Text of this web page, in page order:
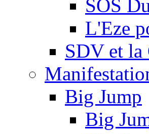
SOS
L'Eze
SDV et la
Big Jump
Big